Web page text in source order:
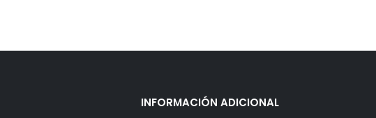
INFORMACIÓN ADICIONAL